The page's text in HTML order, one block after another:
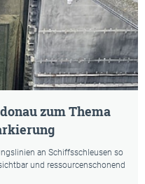
zum Thema
an Schiffsschleusen so
und ressourcenschonend